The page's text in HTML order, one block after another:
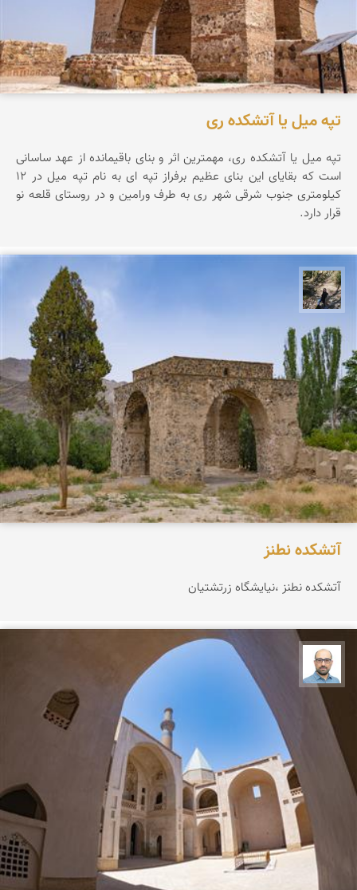
تپه میل یا آتشکده ری
تپه ميل يا آتشكده ری، مهمترين اثر و بنای باقيمانده از عهد ساسانی
است كه بقايای اين بنای عظيم برفراز تپه ای به نام تپه ميل در 12
كيلومتری جنوب شرقی شهر ری به طرف ورامين و در روستای قلعه نو
قرار دارد.
آتشکده نطنز
آتشکده نطنز ،نیایشگاه زرتشتيان